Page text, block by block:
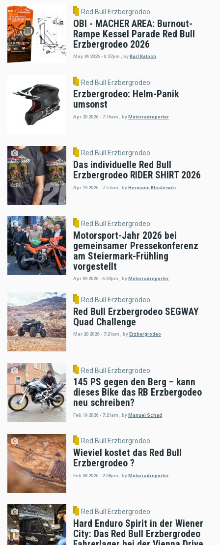
Red Bull Erzbergrodeo
OBI - MACHER AREA: Burnout-
Rampe Kessel Parade Red Bull
Erzbergrodeo 2026
May 24 2026 - 6:27pm byKarl Katoch
Red Bull Erzbergrodeo
Erzbergrodeo: Helm-Panik
umsonst
Apr 20 2026 - 7:16am byMotorradreporter
Red Bull Erzbergrodeo
Das individuelle Red Bull
Erzbergrodeo RIDER SHIRT 2026
Apr 19 2026 - 7:57am byHermann Klosterwitz
Red Bull Erzbergrodeo
Motorsport-Jahr 2026 bei
gemeinsamer Pressekonferenz
am Steiermark-Frühling
vorgestellt
Apr 09 2026 - 6:02pm , byMotorradreporter
Red Bull Erzbergrodeo
Red Bull Erzbergrodeo SEGWAY
Quad Challenge
Mar 20 2026 - 7:21am byErzbergrodeo
Red Bull Erzbergrodeo
145 PS gegen den Berg – kann
dieses Bike das RB Erzbergodeo
neu schreiben?
Feb 19 2026 - 7:21am byManuel Schad
Red Bull Erzbergrodeo
Wieviel kostet das Red Bull
Erzbergrodeo ?
Feb 08 2026 - 2:08pm byMotorradreporter
Red Bull Erzbergrodeo
Hard Enduro Spirit in der Wiener
City: Das Red Bull Erzbergrodeo